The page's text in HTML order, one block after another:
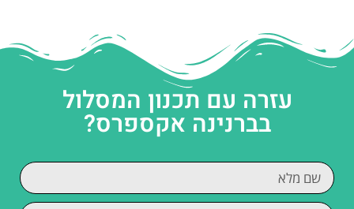
עזרה עם תכנון המסלול
בברנינה אקספרס?